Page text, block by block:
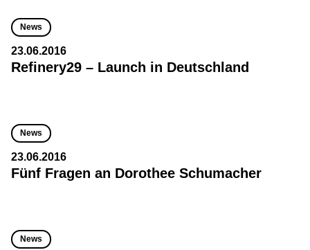
News
23.06.2016
Refinery29 – Launch in Deutschland
News
23.06.2016
Fünf Fragen an Dorothee Schumacher
News